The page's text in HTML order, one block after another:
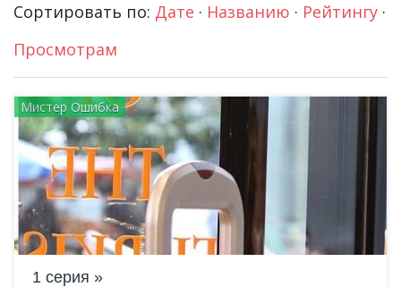
Сортировать по: Дате · Названию · Рейтингу ·
Просмотрам
Мистер Ошибка
1 серия